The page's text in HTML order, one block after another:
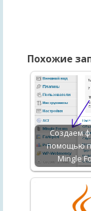
Похожие
Создаем
помощью
Mingle